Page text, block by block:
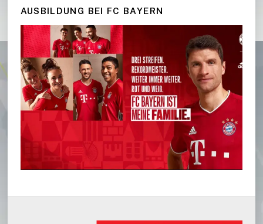
AUSBILDUNG BEI FC BAYERN